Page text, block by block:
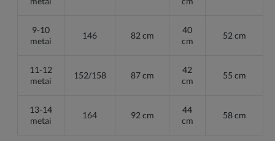
9-10
metai
146 82 cm
40
cm
52 cm
11-12
metai
152/158 87 cm
42
cm
55 cm
13-14
metai
164 92 cm
44
cm
58 cm